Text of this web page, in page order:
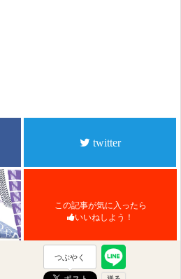
twitter
この記事が気に入ったら
いいねしよう！
つぶやく